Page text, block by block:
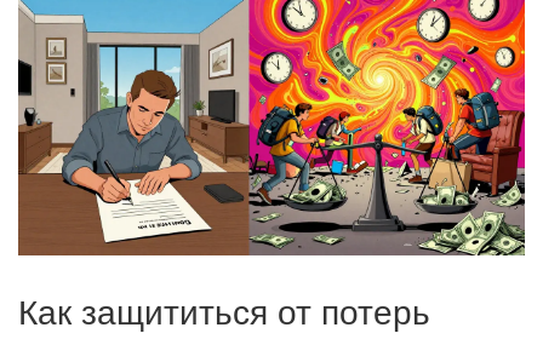
Как защититься от потерь